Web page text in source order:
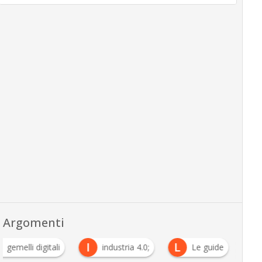
Argomenti
gemelli digitali I industria 4.0; L Le guide